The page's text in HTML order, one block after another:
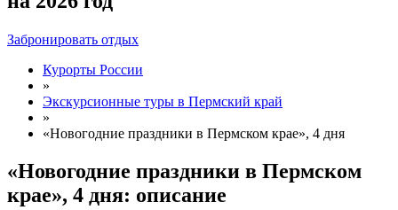
Забронировать отдых
Курорты России
»
Экскурсионные туры в Пермский край
»
«Новогодние праздники в Пермском крае», 4 дня
«Новогодние праздники в Пермском
крае», 4 дня: описание